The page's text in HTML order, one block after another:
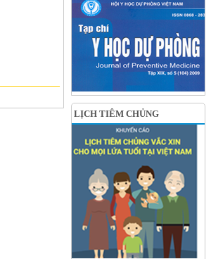
LỊCH TIÊM CHỦNG